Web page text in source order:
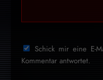
Schick mir eine E-
Kommentar antwortet.